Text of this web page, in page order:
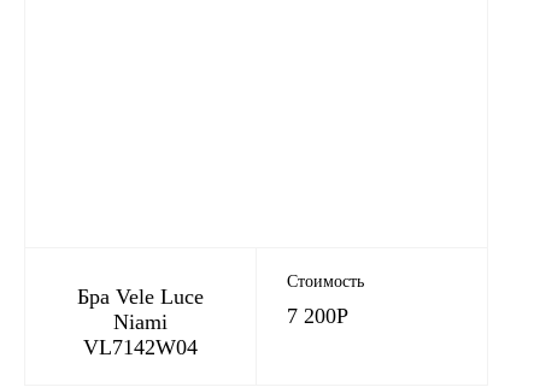
Бра Vele Luce
Niami
VL7142W04
Стоимость
7 200Р